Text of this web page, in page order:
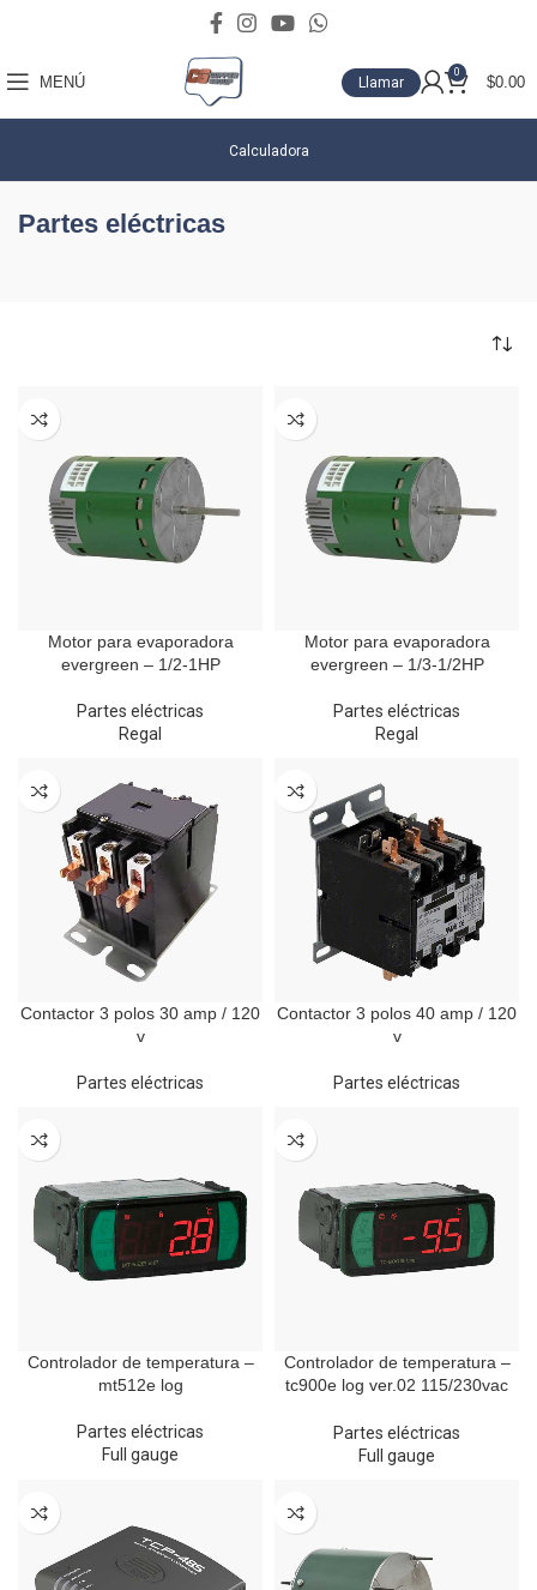
MENÚ Llamar
0
$0.00
Calculadora
Partes eléctricas
Motor para evaporadora
evergreen – 1/2-1HP
Partes eléctricas
Regal
Motor para evaporadora
evergreen – 1/3-1/2HP
Partes eléctricas
Regal
Contactor 3 polos 30 amp / 120
v
Partes eléctricas
Contactor 3 polos 40 amp / 120
v
Partes eléctricas
Controlador de temperatura –
mt512e log
Partes eléctricas
Full gauge
Controlador de temperatura –
tc900e log ver.02 115/230vac
Partes eléctricas
Full gauge